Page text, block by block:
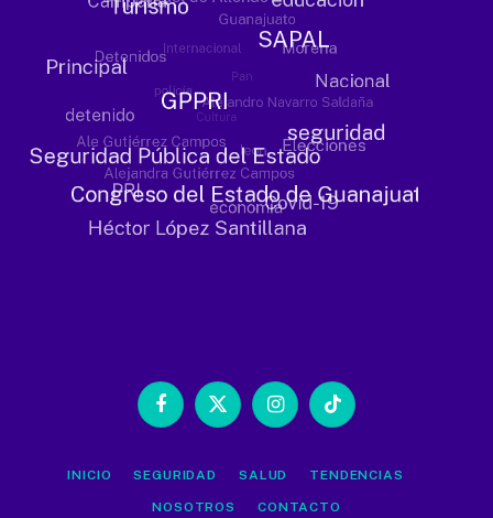
Facebook
X
InstagramTikTok
INICIO SEGURIDAD SALUD TENDENCIAS
NOSOTROS CONTACTO